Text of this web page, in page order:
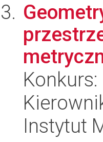
Konkurs:
Instytut